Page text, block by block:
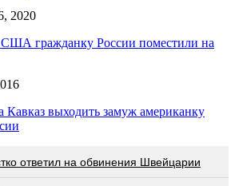
2020
гражданку России поместили на
выходить замуж американку
ответил на обвинения Швейцарии